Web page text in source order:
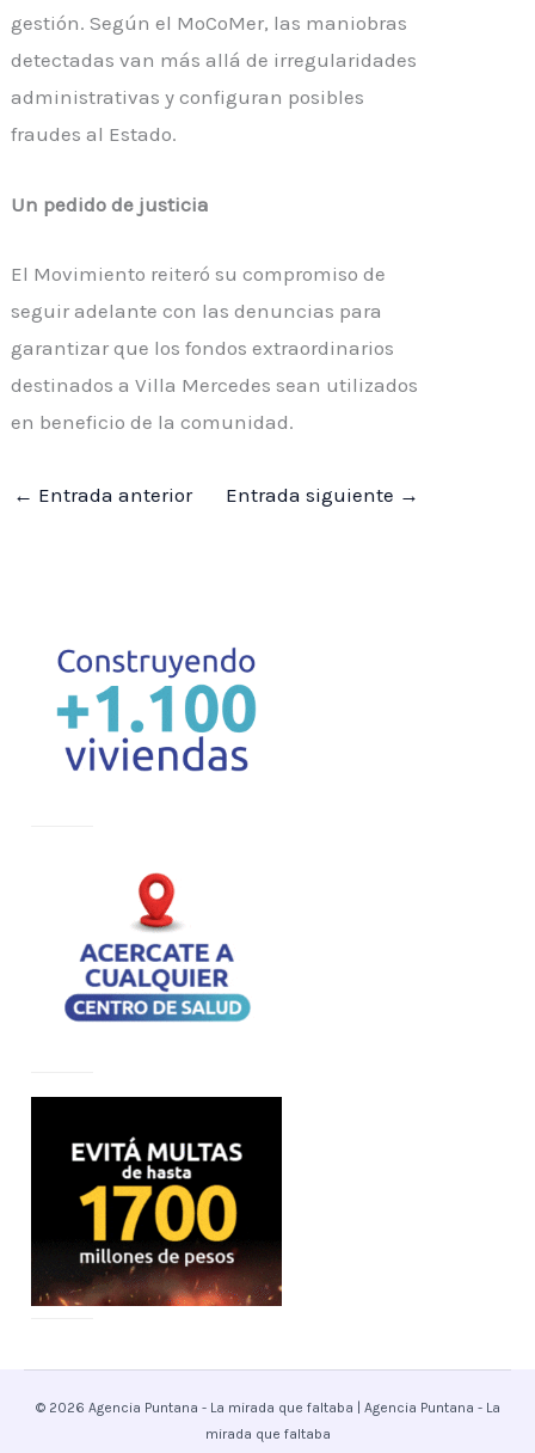
gestión. Según el MoCoMer, las maniobras
detectadas van más allá de irregularidades
administrativas y configuran posibles
fraudes al Estado.
Un pedido de justicia
El Movimiento reiteró su compromiso de
seguir adelante con las denuncias para
garantizar que los fondos extraordinarios
destinados a Villa Mercedes sean utilizados
en beneficio de la comunidad.
← Entrada anterior Entrada siguiente →
© 2026 Agencia Puntana - La mirada que faltaba | Agencia Puntana - La
mirada que faltaba